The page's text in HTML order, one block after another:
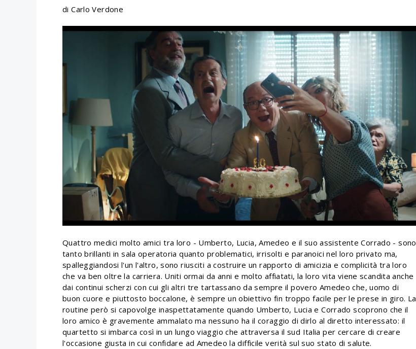
di Carlo Verdone
Quattro medici molto amici tra loro - Umberto, Lucia, Amedeo e il suo assistente Corrado - sono
tanto brillanti in sala operatoria quanto problematici, irrisolti e paranoici nel loro privato ma,
spalleggiandosi l'un l'altro, sono riusciti a costruire un rapporto di amicizia e complicità tra loro
che va ben oltre la carriera. Uniti ormai da anni e molto affiatati, la loro vita viene scandita anche
dai continui scherzi con cui gli altri tre tartassano da sempre il povero Amedeo che, uomo di
buon cuore e piuttosto boccalone, è sempre un obiettivo fin troppo facile per le prese in giro. La
routine però si capovolge inaspettatamente quando Umberto, Lucia e Corrado scoprono che il
loro amico è gravemente ammalato ma nessuno ha il coraggio di dirlo al diretto interessato: il
quartetto si imbarca così in un lungo viaggio che attraversa il sud Italia per cercare di creare
l'occasione giusta in cui confidare ad Amedeo la difficile verità sul suo stato di salute.